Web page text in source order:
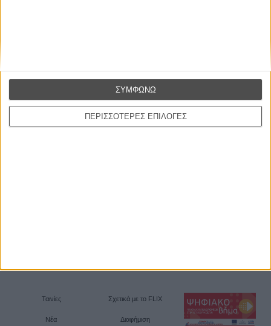
ΠΕΡΙΣΣΟΤΕΡΕΣ ΕΠΙΛΟΓΕΣ
ΣΥΜΦΩΝΩ
Ταινίες
Νέα
Σχετικά με το FLIX
Διαφήμιση